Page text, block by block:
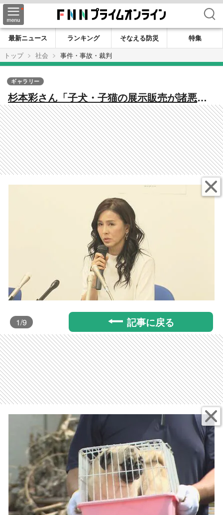
検索
最新ニュース ランキング そなえる防災
特集
トップ
社会 事件・事故・裁判
杉本彩さん「子犬・子猫の展示販売が諸悪の
根源」命を大量生産・流通…ペットビジネス
の闇「さらなる厳罰化、規制を」
ギャラリー
1/9 記事に戻る